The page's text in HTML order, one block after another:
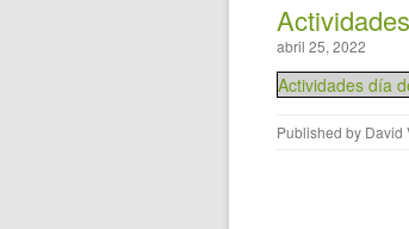
abril 25, 2022
Actividades día
Published by David